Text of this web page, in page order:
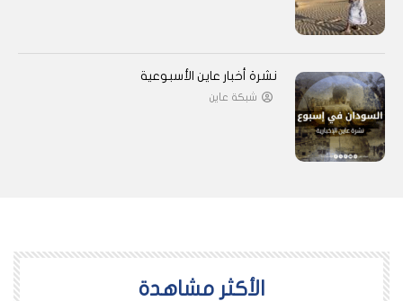
نشرة أخبار عاين الأسبوعية
شبكة عاين
اﻷكثر مشاهدة